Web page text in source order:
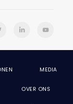
MEDIA
OVER ONS